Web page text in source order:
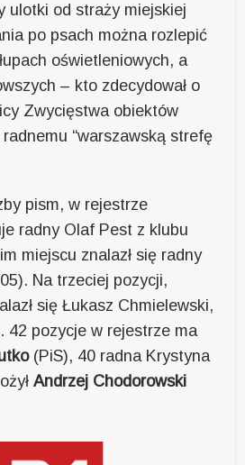
ulotki od straży miejskiej
po psach można rozlepić
oświetleniowych, a
– kto zdecydował o
Zwycięstwa obiektów
“warszawską strefę
pism, w rejestrze
radny Olaf Pest z klubu
miejscu znalazł się radny
Na trzeciej pozycji,
się Łukasz Chmielewski,
42 pozycje w rejestrze ma
(PiS), 40 radna Krystyna
Andrzej Chodorowski